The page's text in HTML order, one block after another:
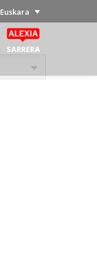
Euskara
SARRERA